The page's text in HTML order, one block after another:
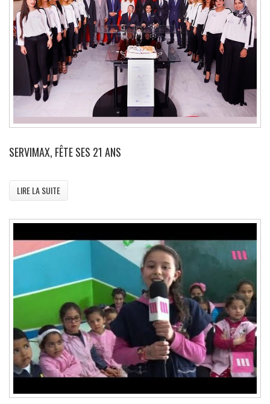
SERVIMAX, FÊTE SES 21 ANS
LIRE LA SUITE